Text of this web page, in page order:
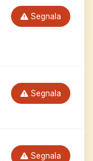
Segnala
Segnala
Segnala